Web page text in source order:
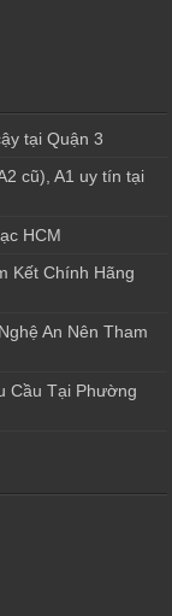
tại Quận 3
cũ), A1 uy tín tại
HCM
Kết Chính Hãng
An Nên Tham
Cầu Tại Phường